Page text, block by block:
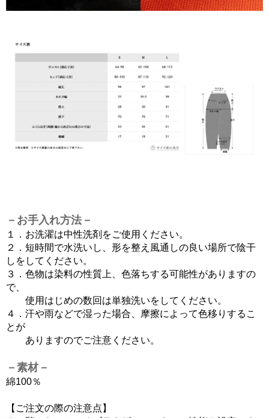
－お手入れ方法－
１．お洗濯は中性洗剤をご使用ください。
２．短時間で水洗いし、形を整え風通しの良い場所で陰干
しをしてください。
３．色物は染料の性質上、色落ちする可能性がありますの
で、
使用はじめの数回は単独洗いをしてください。
４．汗や雨などで湿った場合、摩擦によって色移りするこ
とが
ありますのでご注意ください。
－素材－
綿100％
【ご注文の際の注意点】